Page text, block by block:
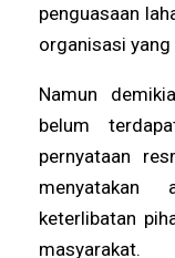
penguasaan
organisasi yang
Namun
belum
pernyataan
keterlibatan
masyarakat.